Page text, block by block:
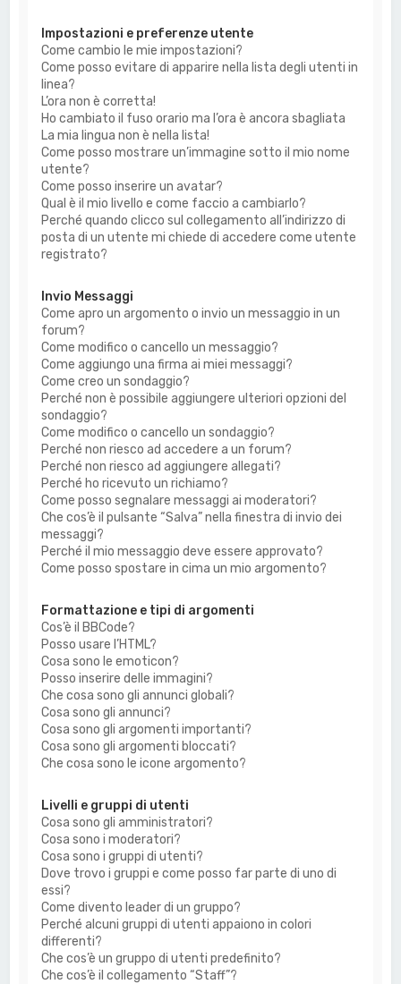
Impostazioni e preferenze utente
Come cambio le mie impostazioni?
Come posso evitare di apparire nella lista degli utenti in
linea?
L’ora non è corretta!
Ho cambiato il fuso orario ma l’ora è ancora sbagliata
La mia lingua non è nella lista!
Come posso mostrare un’immagine sotto il mio nome
utente?
Come posso inserire un avatar?
Qual è il mio livello e come faccio a cambiarlo?
Perché quando clicco sul collegamento all’indirizzo di
posta di un utente mi chiede di accedere come utente
registrato?
Invio Messaggi
Come apro un argomento o invio un messaggio in un
forum?
Come modifico o cancello un messaggio?
Come aggiungo una firma ai miei messaggi?
Come creo un sondaggio?
Perché non è possibile aggiungere ulteriori opzioni del
sondaggio?
Come modifico o cancello un sondaggio?
Perché non riesco ad accedere a un forum?
Perché non riesco ad aggiungere allegati?
Perché ho ricevuto un richiamo?
Come posso segnalare messaggi ai moderatori?
Che cos’è il pulsante “Salva” nella finestra di invio dei
messaggi?
Perché il mio messaggio deve essere approvato?
Come posso spostare in cima un mio argomento?
Formattazione e tipi di argomenti
Cos’è il BBCode?
Posso usare l’HTML?
Cosa sono le emoticon?
Posso inserire delle immagini?
Che cosa sono gli annunci globali?
Cosa sono gli annunci?
Cosa sono gli argomenti importanti?
Cosa sono gli argomenti bloccati?
Che cosa sono le icone argomento?
Livelli e gruppi di utenti
Cosa sono gli amministratori?
Cosa sono i moderatori?
Cosa sono i gruppi di utenti?
Dove trovo i gruppi e come posso far parte di uno di
essi?
Come divento leader di un gruppo?
Perché alcuni gruppi di utenti appaiono in colori
differenti?
Che cos’è un gruppo di utenti predefinito?
Che cos’è il collegamento “Staff”?